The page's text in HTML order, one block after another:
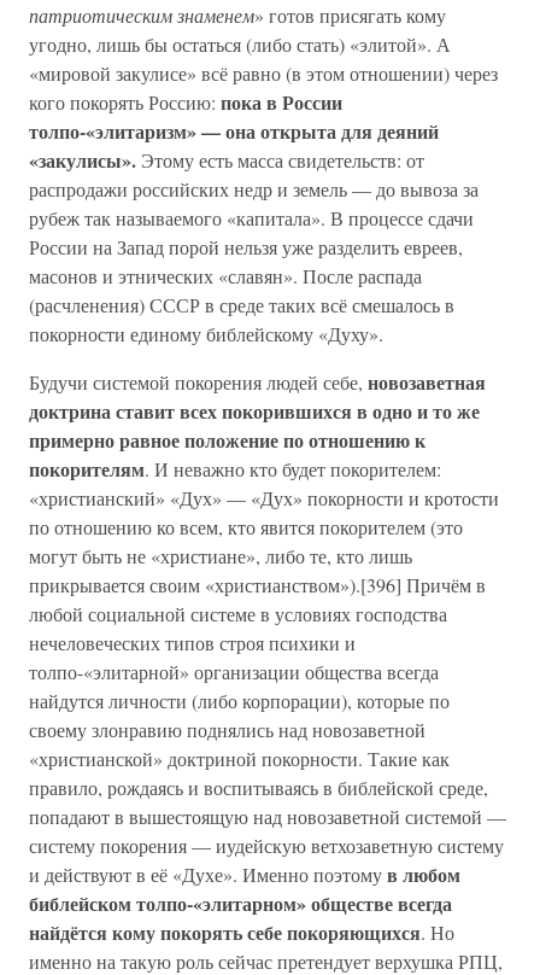
патриотическим знаменем» готов присягать кому
угодно, лишь бы остаться (либо стать) «элитой». А
«мировой закулисе» всё равно (в этом отношении) через
кого покорять Россию: пока в России
толпо-«элитаризм» — она открыта для деяний
«закулисы». Этому есть масса свидетельств: от
распродажи российских недр и земель — до вывоза за
рубеж так называемого «капитала». В процессе сдачи
России на Запад порой нельзя уже разделить евреев,
масонов и этнических «славян». После распада
(расчленения) СССР в среде таких всё смешалось в
покорности единому библейскому «Духу».
Будучи системой покорения людей себе, новозаветная
доктрина ставит всех покорившихся в одно и то же
примерно равное положение по отношению к
покорителям. И неважно кто будет покорителем:
«христианский» «Дух» — «Дух» покорности и кротости
по отношению ко всем, кто явится покорителем (это
могут быть не «христиане», либо те, кто лишь
прикрывается своим «христианством»).[396] Причём в
любой социальной системе в условиях господства
нечеловеческих типов строя психики и
толпо-«элитарной» организации общества всегда
найдутся личности (либо корпорации), которые по
своему злонравию поднялись над новозаветной
«христианской» доктриной покорности. Такие как
правило, рождаясь и воспитываясь в библейской среде,
попадают в вышестоящую над новозаветной системой —
систему покорения — иудейскую ветхозаветную систему
и действуют в её «Духе». Именно поэтомув любом
библейском толпо-«элитарном» обществе всегда
найдётся кому покорять себе покоряющихся. Но
именно на такую роль сейчас претендует верхушка РПЦ,